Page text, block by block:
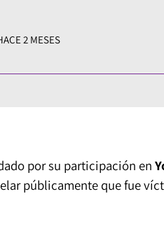
2 MESES
por su participación en
públicamente que fue